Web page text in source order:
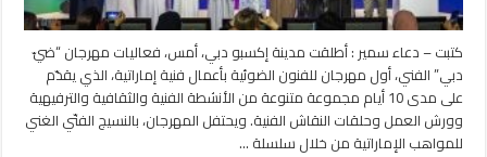
الضوئية
مغلقة
كتبت – دعاء سمير : أطلقت مدينة إكسبو دبي، أمس، فعاليات مهرجان “ضيّ
دبي” الفني، أول مهرجان للفنون الضوئية بأعمال فنية إماراتية، الذي يقدّم
على مدى 10 أيام مجموعة متنوعة من الأنشطة الفنية والثقافية والترفيهية
وورش العمل وحلقات النقاش الفنية. ويحتفل المهرجان، بالنسيج الفنّي الغني
للمواهب الإماراتية من خلال سلسلة …